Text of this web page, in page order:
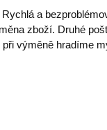
Rychlá a
zboží. Druhé
při výměně hradíme